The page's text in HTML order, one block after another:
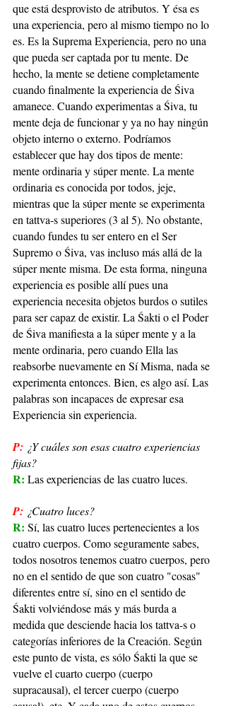
que está desprovisto de atributos. Y ésa es
una experiencia, pero al mismo tiempo no lo
es. Es la Suprema Experiencia, pero no una
que pueda ser captada por tu mente. De
hecho, la mente se detiene completamente
cuando finalmente la experiencia de Śiva
amanece. Cuando experimentas a Śiva, tu
mente deja de funcionar y ya no hay ningún
objeto interno o externo. Podríamos
establecer que hay dos tipos de mente:
mente ordinaria y súper mente. La mente
ordinaria es conocida por todos, jeje,
mientras que la súper mente se experimenta
en tattva-s superiores (3 al 5). No obstante,
cuando fundes tu ser entero en el Ser
Supremo o Śiva, vas incluso más allá de la
súper mente misma. De esta forma, ninguna
experiencia es posible allí pues una
experiencia necesita objetos burdos o sutiles
para ser capaz de existir. La Śakti o el Poder
de Śiva manifiesta a la súper mente y a la
mente ordinaria, pero cuando Ella las
reabsorbe nuevamente en Sí Misma, nada se
experimenta entonces. Bien, es algo así. Las
palabras son incapaces de expresar esa
Experiencia sin experiencia.
P: ¿Y cuáles son esas cuatro experiencias
fijas?
R: Las experiencias de las cuatro luces.
P: ¿Cuatro luces?
R: Sí, las cuatro luces pertenecientes a los
cuatro cuerpos. Como seguramente sabes,
todos nosotros tenemos cuatro cuerpos, pero
no en el sentido de que son cuatro "cosas"
diferentes entre sí, sino en el sentido de
Śakti volviéndose más y más burda a
medida que desciende hacia los tattva-s o
categorías inferiores de la Creación. Según
este punto de vista, es sólo Śakti la que se
vuelve el cuarto cuerpo (cuerpo
supracausal), el tercer cuerpo (cuerpo